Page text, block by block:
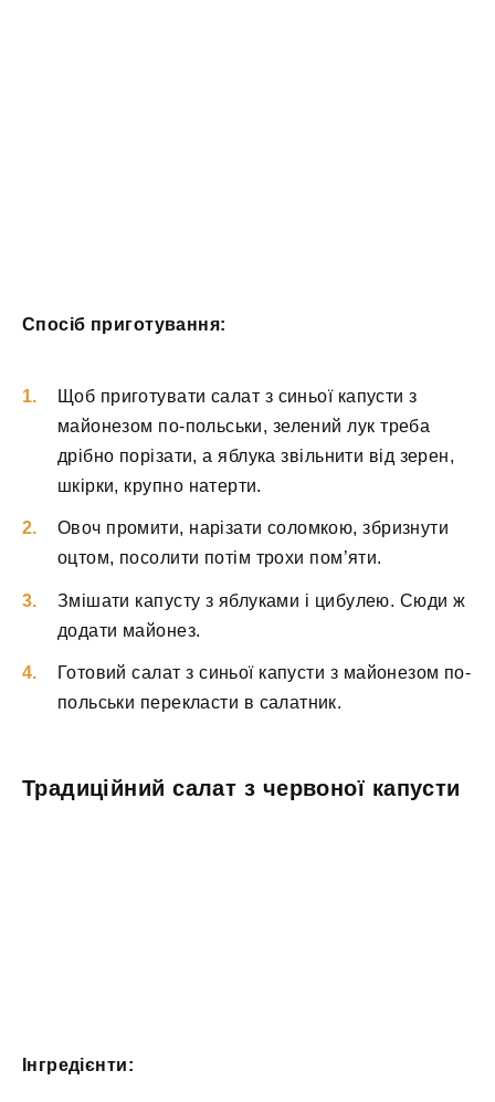
Спосіб приготування:
Щоб приготувати салат з синьої капусти з
майонезом по-польськи, зелений лук треба
дрібно порізати, а яблука звільнити від зерен,
шкірки, крупно натерти.
Овоч промити, нарізати соломкою, збризнути
оцтом, посолити потім трохи пом’яти.
Змішати капусту з яблуками і цибулею. Сюди ж
додати майонез.
Готовий салат з синьої капусти з майонезом по-
польськи перекласти в салатник.
Традиційний салат з червоної капусти
Інгредієнти: